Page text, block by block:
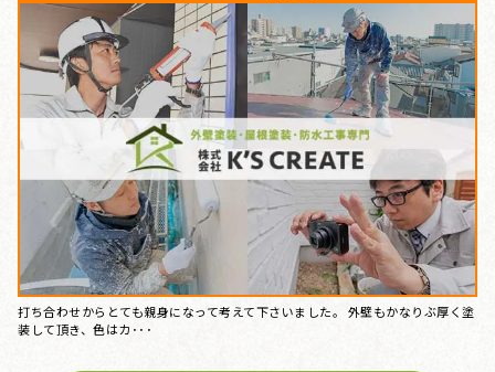
打ち合わせからとても親身になって考えて下さいました。 外壁もかなりぶ厚く塗
装して頂き、色はカ･･･